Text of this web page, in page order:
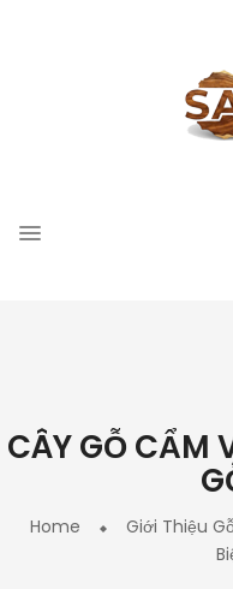
CÂY GỖ CẨM
Home Giới Thiệu